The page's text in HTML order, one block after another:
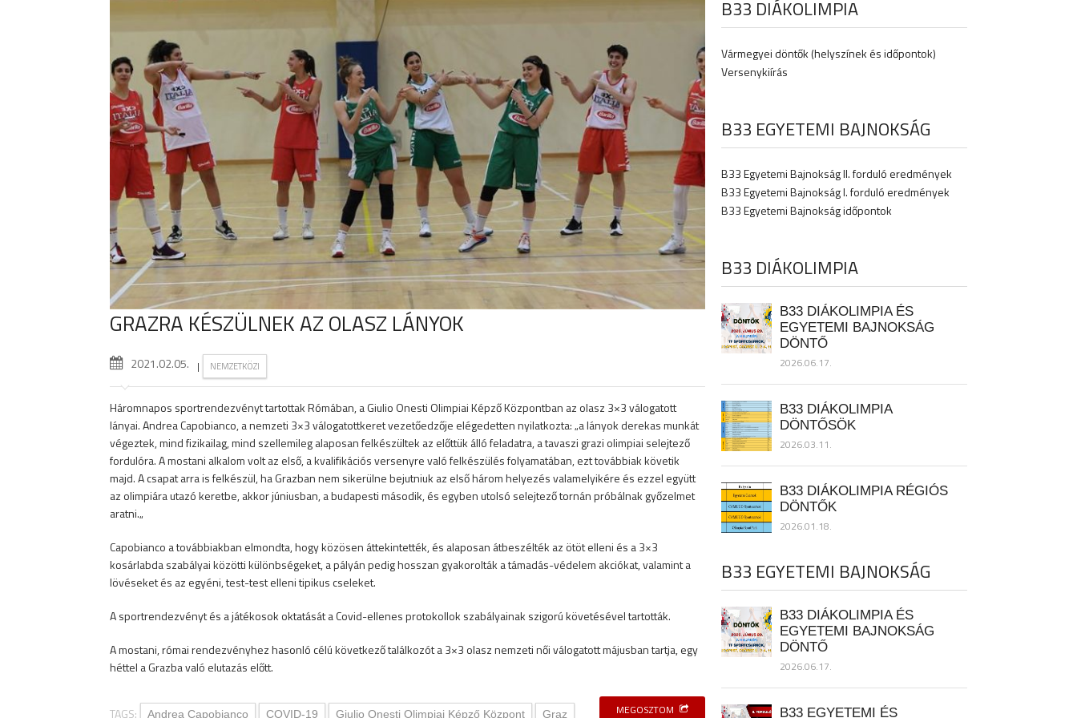
GRAZRA KÉSZÜLNEK AZ OLASZ LÁNYOK
2021.02.05. | NEMZETKÖZI
Háromnapos sportrendezvényt tartottak Rómában, a Giulio Onesti Olimpiai Képző Központban az olasz 3×3 válogatott
lányai. Andrea Capobianco, a nemzeti 3×3 válogatottkeret vezetőedzője elégedetten nyilatkozta: „a lányok derekas munkát
végeztek, mind fizikailag, mind szellemileg alaposan felkészültek az előttük álló feladatra, a tavaszi grazi olimpiai selejtező
fordulóra. A mostani alkalom volt az első, a kvalifikációs versenyre való felkészülés folyamatában, ezt továbbiak követik
majd. A csapat arra is felkészül, ha Grazban nem sikerülne bejutniuk az első három helyezés valamelyikére és ezzel együtt
az olimpiára utazó keretbe, akkor júniusban, a budapesti második, és egyben utolsó selejtező tornán próbálnak győzelmet
aratni.„
Capobianco a továbbiakban elmondta, hogy közösen áttekintették, és alaposan átbeszélték az ötöt elleni és a 3×3
kosárlabda szabályai közötti különbségeket, a pályán pedig hosszan gyakorolták a támadás-védelem akciókat, valamint a
lövéseket és az egyéni, test-test elleni tipikus cseleket.
A sportrendezvényt és a játékosok oktatását a Covid-ellenes protokollok szabályainak szigorú követésével tartották.
A mostani, római rendezvényhez hasonló célú következő találkozót a 3×3 olasz nemzeti női válogatott májusban tartja, egy
héttel a Grazba való elutazás előtt.
TAGS: Andrea Capobianco COVID-19 Giulio Onesti Olimpiai Képző Központ Graz MEGOSZTOM
B33 DIÁKOLIMPIA
Vármegyei döntők (helyszínek és időpontok)
Versenykiírás
B33 EGYETEMI BAJNOKSÁG
B33 Egyetemi Bajnokság II. forduló eredmények
B33 Egyetemi Bajnokság I. forduló eredmények
B33 Egyetemi Bajnokság időpontok
B33 DIÁKOLIMPIA
B33 DIÁKOLIMPIA ÉS
EGYETEMI BAJNOKSÁG
DÖNTŐ
2026.06.17.
B33 DIÁKOLIMPIA
DÖNTŐSÖK
2026.03.11.
B33 DIÁKOLIMPIA RÉGIÓS
DÖNTŐK
2026.01.18.
B33 EGYETEMI BAJNOKSÁG
B33 DIÁKOLIMPIA ÉS
EGYETEMI BAJNOKSÁG
DÖNTŐ
2026.06.17.
B33 EGYETEMI ÉS